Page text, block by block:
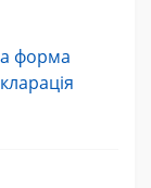
форма